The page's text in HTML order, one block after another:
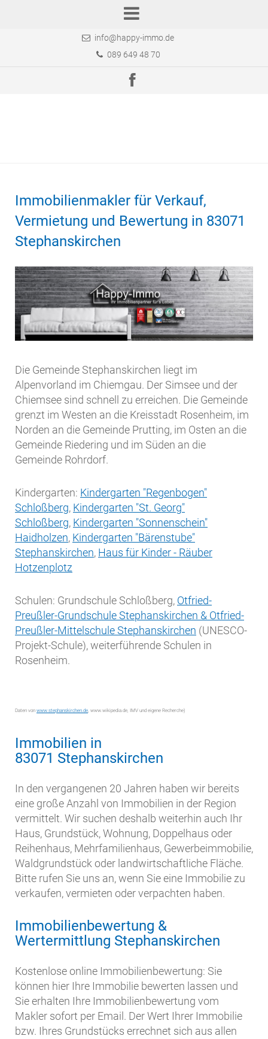
info@happy-immo.de
089 649 48 70
Immobilienmakler für Verkauf,
Vermietung und Bewertung in 83071
Stephanskirchen
Die Gemeinde Stephanskirchen liegt im
Alpenvorland im Chiemgau. Der Simsee und der
Chiemsee sind schnell zu erreichen. Die Gemeinde
grenzt im Westen an die Kreisstadt Rosenheim, im
Norden an die Gemeinde Prutting, im Osten an die
Gemeinde Riedering und im Süden an die
Gemeinde Rohrdorf.
Kindergarten: Kindergarten "Regenbogen"
Schloßberg, Kindergarten "St. Georg"
Schloßberg, Kindergarten "Sonnenschein"
Haidholzen, Kindergarten "Bärenstube"
Stephanskirchen, Haus für Kinder - Räuber
Hotzenplotz
Schulen: Grundschule Schloßberg, Otfried-
Preußler-Grundschule Stephanskirchen & Otfried-
Preußler-Mittelschule Stephanskirchen (UNESCO-
Projekt-Schule), weiterführende Schulen in
Rosenheim.
Daten von www.stephanskirchen.de, www.wikipedia.de, IMV und eigene Recherche)
Immobilien in
83071 Stephanskirchen
In den vergangenen 20 Jahren haben wir bereits
eine große Anzahl von Immobilien in der Region
vermittelt. Wir suchen deshalb weiterhin auch Ihr
Haus, Grundstück, Wohnung, Doppelhaus oder
Reihenhaus, Mehrfamilienhaus, Gewerbeimmobilie,
Waldgrundstück oder landwirtschaftliche Fläche.
Bitte rufen Sie uns an, wenn Sie eine Immobilie zu
verkaufen, vermieten oder verpachten haben.
Immobilienbewertung &
Wertermittlung Stephanskirchen
Kostenlose online Immobilienbewertung: Sie
können hier Ihre Immobilie bewerten lassen und
Sie erhalten Ihre Immobilienbewertung vom
Makler sofort per Email. Der Wert Ihrer Immobilie
bzw. Ihres Grundstücks errechnet sich aus allen